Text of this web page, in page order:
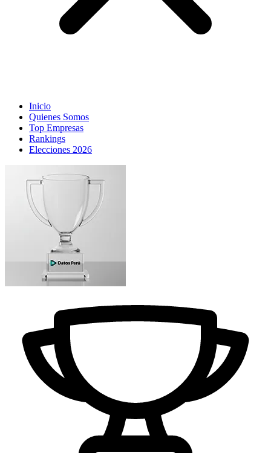
Inicio
Quienes Somos
Top Empresas
Rankings
Elecciones 2026